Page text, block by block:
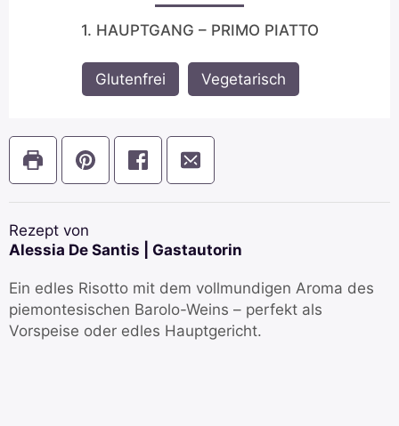
1. HAUPTGANG – PRIMO PIATTO
Glutenfrei Vegetarisch
Rezept von
Alessia De Santis | Gastautorin
Ein edles Risotto mit dem vollmundigen Aroma des
piemontesischen Barolo-Weins – perfekt als
Vorspeise oder edles Hauptgericht.